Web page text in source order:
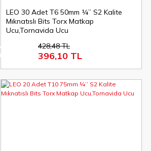
LEO 30 Adet T6 50mm ¼’’ S2 Kalite
Mıknatıslı Bits Torx Matkap
Ucu,Tornavida Ucu
%8
indirim
428,48 TL
396,10 TL